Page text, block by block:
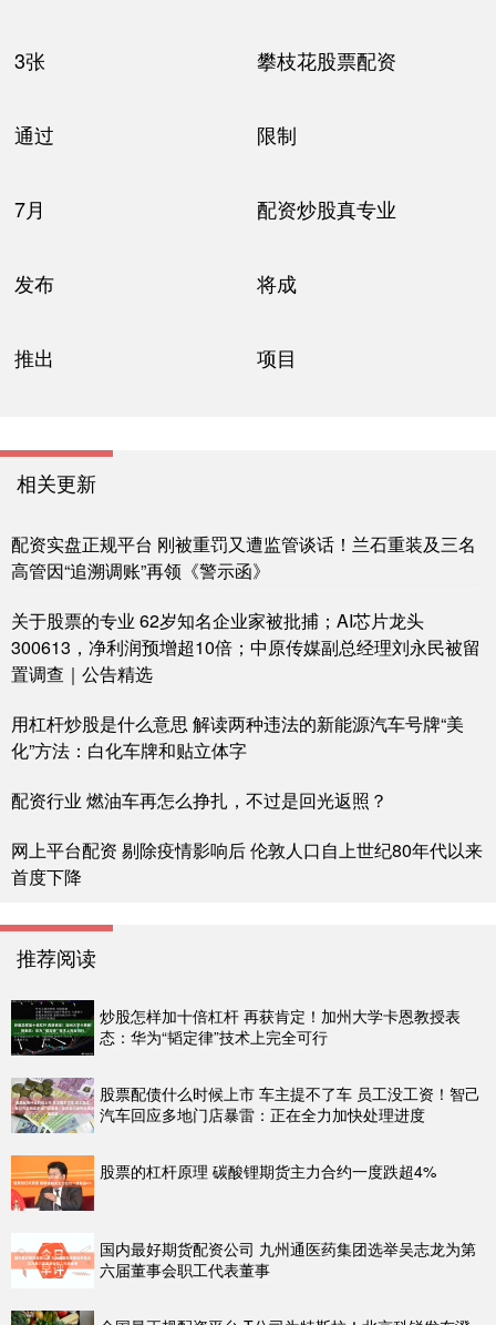
3张 攀枝花股票配资
通过 限制
7月 配资炒股真专业
发布 将成
推出 项目
相关更新
配资实盘正规平台 刚被重罚又遭监管谈话！兰石重装及三名
高管因“追溯调账”再领《警示函》
关于股票的专业 62岁知名企业家被批捕；AI芯片龙头
300613，净利润预增超10倍；中原传媒副总经理刘永民被留
置调查｜公告精选
用杠杆炒股是什么意思 解读两种违法的新能源汽车号牌“美
化”方法：白化车牌和贴立体字
配资行业 燃油车再怎么挣扎，不过是回光返照？
网上平台配资 剔除疫情影响后 伦敦人口自上世纪80年代以来
首度下降
推荐阅读
炒股怎样加十倍杠杆 再获肯定！加州大学卡恩教授表
态：华为“韬定律”技术上完全可行
股票配债什么时候上市 车主提不了车 员工没工资！智己
汽车回应多地门店暴雷：正在全力加快处理进度
股票的杠杆原理 碳酸锂期货主力合约一度跌超4%
国内最好期货配资公司 九州通医药集团选举吴志龙为第
六届董事会职工代表董事